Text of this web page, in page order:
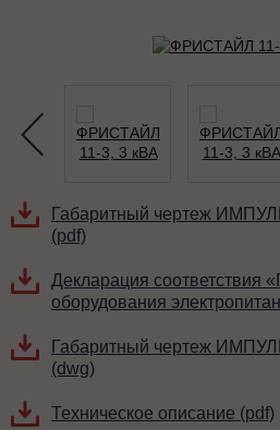
Габаритный чертеж
(pdf)
Декларация соответствия
оборудования
Габаритный чертеж
(dwg)
Техническое описание (pdf)